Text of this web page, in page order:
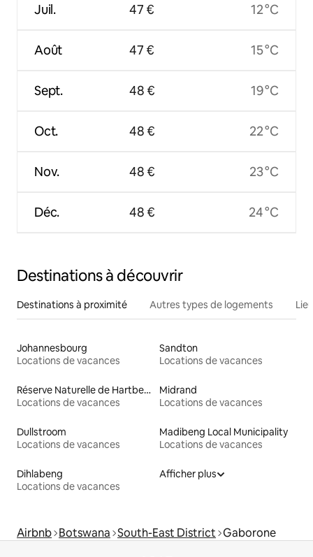
Juil.
Août
Sept.
Oct.
Nov.
Déc.
47 €
47 €
48 €
48 €
48 €
48 €
12 °C
15 °C
19 °C
22 °C
23 °C
24 °C
Destinations à découvrir
Destinations à proximité Autres types de logements
Johannesbourg
Locations de vacances
Sandton
Locations de vacances
Réserve Naturelle de Hartbeespoort
Locations de vacances
Midrand
Locations de vacances
Dullstroom
Locations de vacances
Madibeng Local Municipality
Locations de vacances
Dihlabeng
Locations de vacances
Afficher plus
Airbnb Botswana South-East District Gaborone